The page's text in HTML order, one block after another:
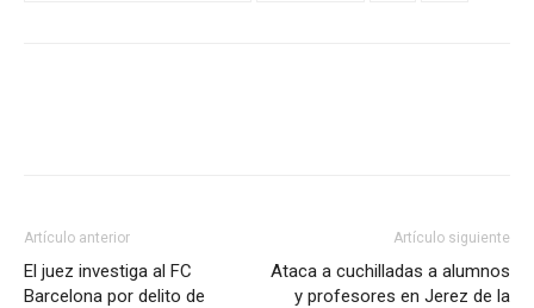
Artículo anterior
El juez investiga al FC
Barcelona por delito de
Artículo siguiente
Ataca a cuchilladas a alumnos
y profesores en Jerez de la